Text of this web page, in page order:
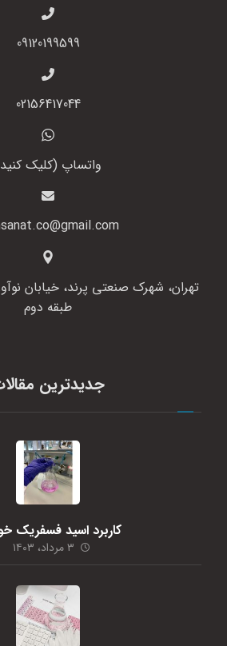
09120199599
02156417044
واتساپ (کلیک
طبقه دوم
جدیدترین
کاربرد اسید فسفریک
۳ مرداد، ۱۴۰۳